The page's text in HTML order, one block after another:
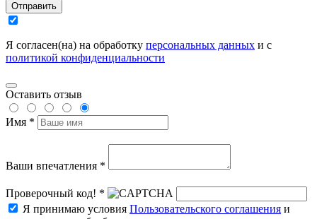
Отправить
Я согласен(на) на обработку персональных данных и с
политикой конфиденциальности
Оставить отзыв
Имя *
Ваши впечатления *
Проверочный код! *
Я принимаю условия Пользовательского соглашения и